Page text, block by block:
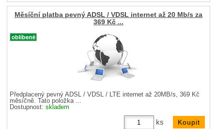
Měsíční platba pevný ADSL / VDSL internet až 20 Mb/s za
369 Kč ...
Předplacený pevný ADSL / VDSL / LTE internet až 20MB/s, 369 Kč
měsíčně. Tato položka ...
Dostupnost:skladem
ks